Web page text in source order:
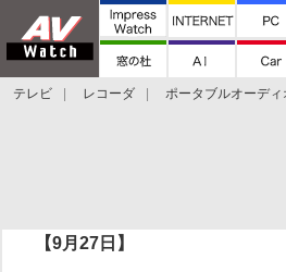
テレビ レコーダ ポータブルオーディ
【9月27日】